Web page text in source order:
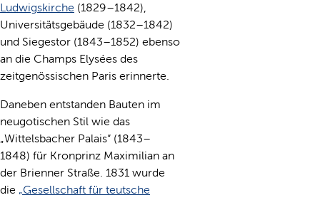
Ludwigskirche (1829–1842),
Universitätsgebäude (1832–1842)
und Siegestor (1843–1852) ebenso
an die Champs Elysées des
zeitgenössischen Paris erinnerte.
Daneben entstanden Bauten im
neugotischen Stil wie das
„Wittelsbacher Palais“ (1843–
1848) für Kronprinz Maximilian an
der Brienner Straße. 1831 wurde
die „Gesellschaft für teutsche